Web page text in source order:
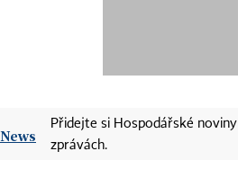
Přidejte si Hospodářské noviny
zprávách.